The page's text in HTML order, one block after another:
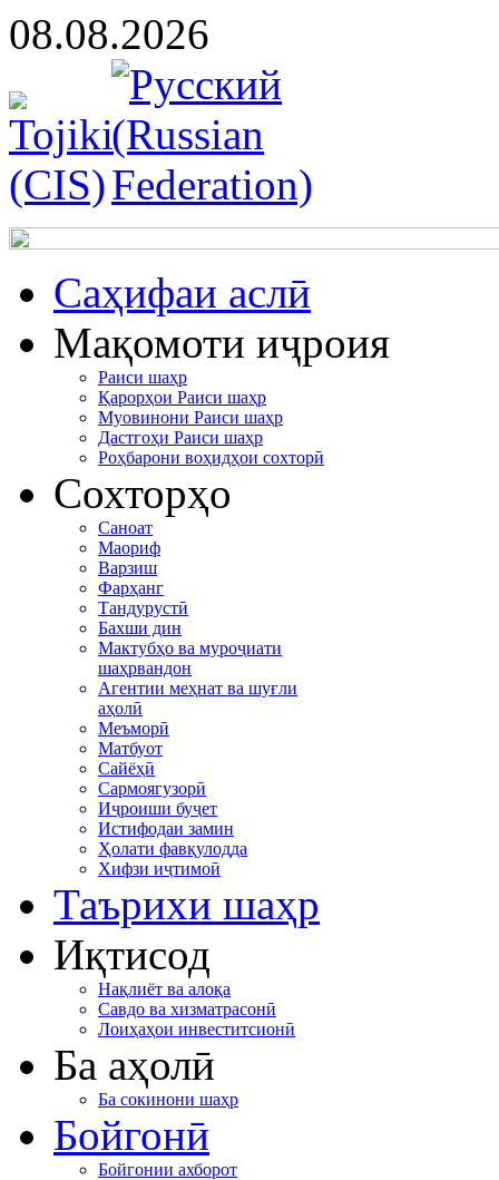
08.08.2026
Cаҳифаи аслӣ
Мақомоти иҷроия
Раиси шаҳр
Қарорҳои Раиси шаҳр
Муовинони Раиси шаҳр
Дастгоҳи Раиси шаҳр
Роҳбарони воҳидҳои сохторӣ
Сохторҳо
Саноат
Маориф
Варзиш
Фарҳанг
Тандурустӣ
Бахши дин
Мактубҳо ва муроҷиати
шаҳрвандон
Агентии меҳнат ва шуғли
аҳолӣ
Меъморӣ
Матбуот
Сайёҳӣ
Сармоягузорӣ
Иҷроиши буҷет
Истифодаи замин
Ҳолати фавқулодда
Хифзи иҷтимоӣ
Таърихи шаҳр
Иқтисод
Нақлиёт ва алоқа
Савдо ва хизматрасонӣ
Лоиҳаҳои инвеститсионӣ
Ба аҳолӣ
Ба сокинони шаҳр
Бойгонӣ
Бойгонии ахборот